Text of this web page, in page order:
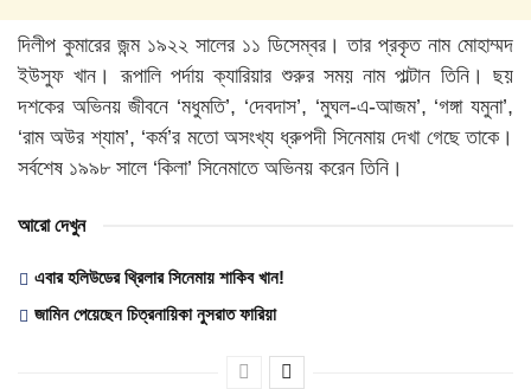
দিলীপ কুমারের জন্ম ১৯২২ সালের ১১ ডিসেম্বর। তার প্রকৃত নাম মোহাম্মদ
ইউসুফ খান। রূপালি পর্দায় ক্যারিয়ার শুরুর সময় নাম পাল্টান তিনি। ছয়
দশকের অভিনয় জীবনে ‘মধুমতি’, ‘দেবদাস’, ‘মুঘল-এ-আজম’, ‘গঙ্গা যমুনা’,
‘রাম অউর শ্যাম’, ‘কর্ম’র মতো অসংখ্য ধ্রুপদী সিনেমায় দেখা গেছে তাকে।
সর্বশেষ ১৯৯৮ সালে ‘কিলা’ সিনেমাতে অভিনয় করেন তিনি।
আরো দেখুন
এবার হলিউডের থ্রিলার সিনেমায় শাকিব খান!
জামিন পেয়েছেন চিত্রনায়িকা নুসরাত ফারিয়া